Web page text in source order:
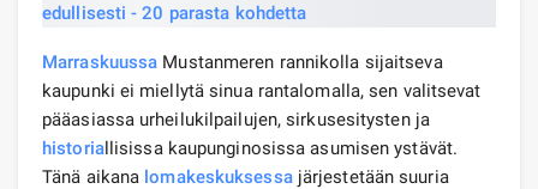
Marraskuussa Mustanmeren rannikolla sijaitseva
kaupunki ei miellytä sinua rantalomalla, sen valitsevat
pääasiassa urheilukilpailujen, sirkusesitysten ja
historiallisissa kaupunginosissa asumisen ystävät.
Tänä aikana lomakeskuksessajärjestetään suuria